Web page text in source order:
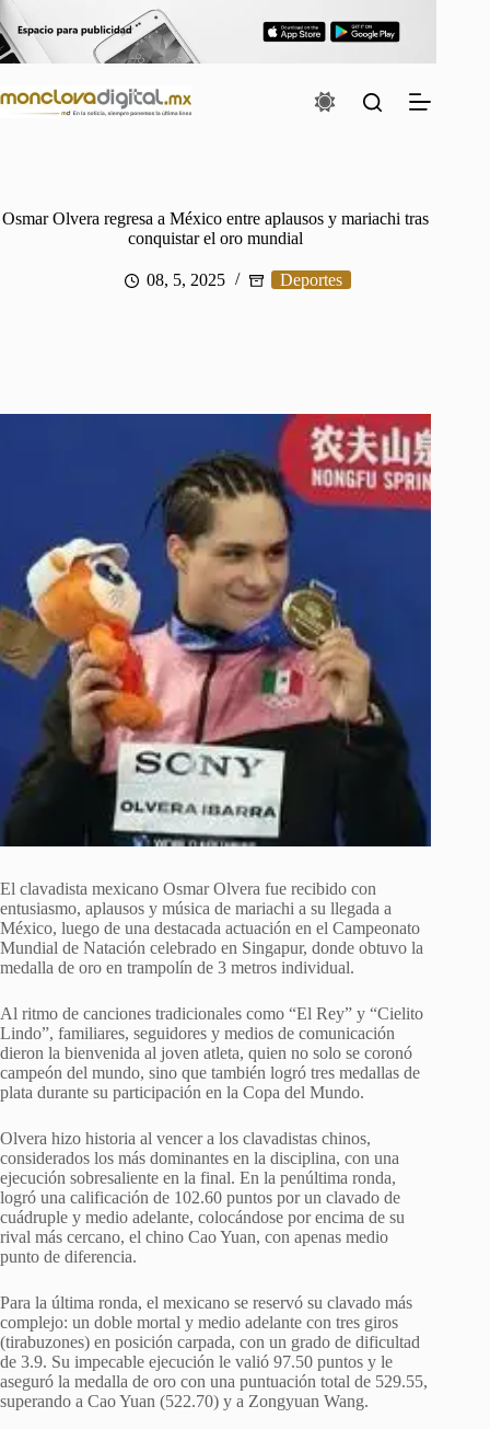
al
contenido
Osmar Olvera regresa a México entre aplausos y mariachi tras
conquistar el oro mundial
08, 5, 2025 Deportes
El clavadista mexicano Osmar Olvera fue recibido con
entusiasmo, aplausos y música de mariachi a su llegada a
México, luego de una destacada actuación en el Campeonato
Mundial de Natación celebrado en Singapur, donde obtuvo la
medalla de oro en trampolín de 3 metros individual.
Al ritmo de canciones tradicionales como “El Rey” y “Cielito
Lindo”, familiares, seguidores y medios de comunicación
dieron la bienvenida al joven atleta, quien no solo se coronó
campeón del mundo, sino que también logró tres medallas de
plata durante su participación en la Copa del Mundo.
Olvera hizo historia al vencer a los clavadistas chinos,
considerados los más dominantes en la disciplina, con una
ejecución sobresaliente en la final. En la penúltima ronda,
logró una calificación de 102.60 puntos por un clavado de
cuádruple y medio adelante, colocándose por encima de su
rival más cercano, el chino Cao Yuan, con apenas medio
punto de diferencia.
Para la última ronda, el mexicano se reservó su clavado más
complejo: un doble mortal y medio adelante con tres giros
(tirabuzones) en posición carpada, con un grado de dificultad
de 3.9. Su impecable ejecución le valió 97.50 puntos y le
aseguró la medalla de oro con una puntuación total de 529.55,
superando a Cao Yuan (522.70) y a Zongyuan Wang.